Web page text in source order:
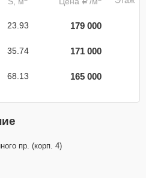
a
23.93 179 000
35.74 171 000
68.13 165 000
пр. (корп. 4)